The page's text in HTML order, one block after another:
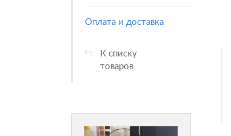
Оплата и доставка
К списку
товаров